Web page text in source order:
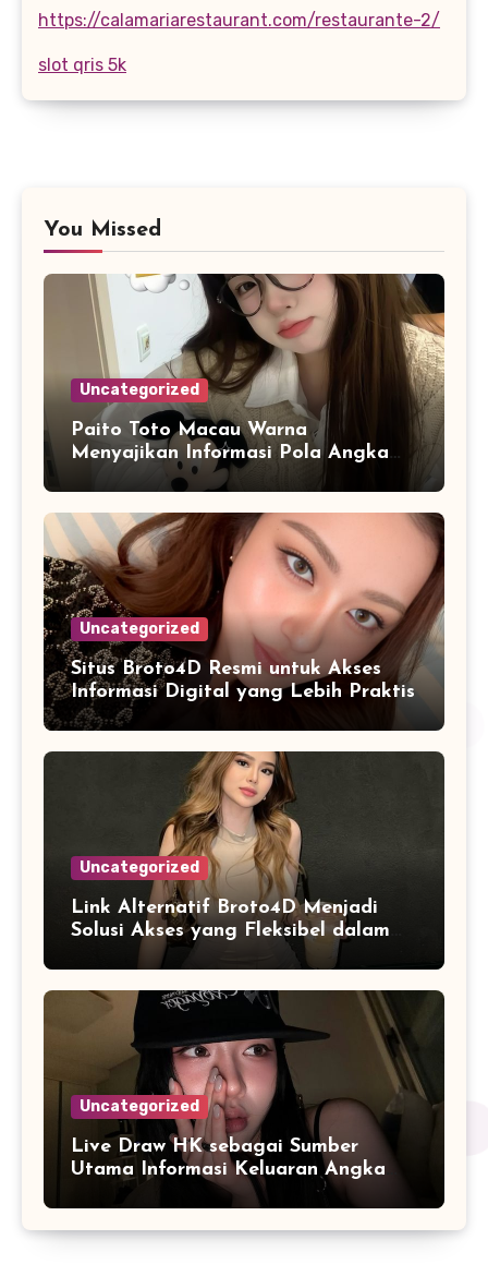
https://calamariarestaurant.com/restaurante-2/
slot qris 5k
You Missed
Uncategorized
Paito Toto Macau Warna
Menyajikan Informasi Pola Angka
dalam Format Digital yang Lebih
Modern
Uncategorized
Situs Broto4D Resmi untuk Akses
Informasi Digital yang Lebih Praktis
Uncategorized
Link Alternatif Broto4D Menjadi
Solusi Akses yang Fleksibel dalam
Berbagai Kondisi Jaringan
Uncategorized
Live Draw HK sebagai Sumber
Utama Informasi Keluaran Angka